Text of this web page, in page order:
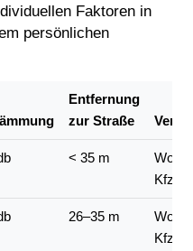
Faktoren in
persönlichen
Entfernung
zur Straße
< 35 m
Kfz/h
26–35 m
Kfz/h